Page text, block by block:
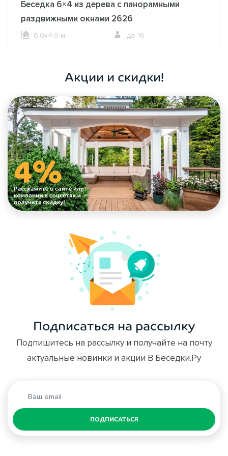
Беседка 6×4 из дерева с панорамными
раздвижными окнами 2626
6,0х4,0 м. до 16
Акции и скидки!
Подписаться на рассылку
Подпишитесь на рассылку и получайте на почту
актуальные новинки и акции В Беседки.Ру
ПОДПИСАТЬСЯ